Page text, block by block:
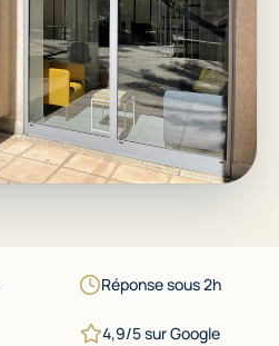
Réponse sous 2h
4,9/5 sur Google